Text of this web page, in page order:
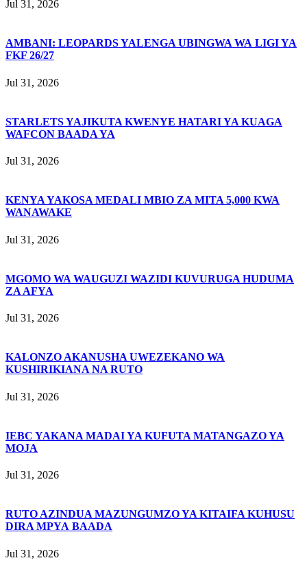
Jul 31, 2026
AMBANI: LEOPARDS YALENGA UBINGWA WA LIGI YA
FKF 26/27
Jul 31, 2026
STARLETS YAJIKUTA KWENYE HATARI YA KUAGA
WAFCON BAADA YA
Jul 31, 2026
KENYA YAKOSA MEDALI MBIO ZA MITA 5,000 KWA
WANAWAKE
Jul 31, 2026
MGOMO WA WAUGUZI WAZIDI KUVURUGA HUDUMA
ZA AFYA
Jul 31, 2026
KALONZO AKANUSHA UWEZEKANO WA
KUSHIRIKIANA NA RUTO
Jul 31, 2026
IEBC YAKANA MADAI YA KUFUTA MATANGAZO YA
MOJA
Jul 31, 2026
RUTO AZINDUA MAZUNGUMZO YA KITAIFA KUHUSU
DIRA MPYA BAADA
Jul 31, 2026